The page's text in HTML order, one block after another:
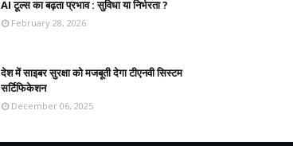
AI टूल्स का बढ़ता प्रभाव : सुविधा या निर्भरता ?
February 28, 2026
देश में साइबर सुरक्षा को मजबूती देगा टीएनवी सिस्टम
सर्टिफिकेशन
December 06, 2025